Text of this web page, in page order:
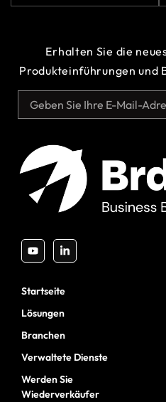
Erhalten Sie die
Produkteinführungen
Startseite
Lösungen
Branchen
Verwaltete Dienste
Werden Sie
Wiederverkäufer